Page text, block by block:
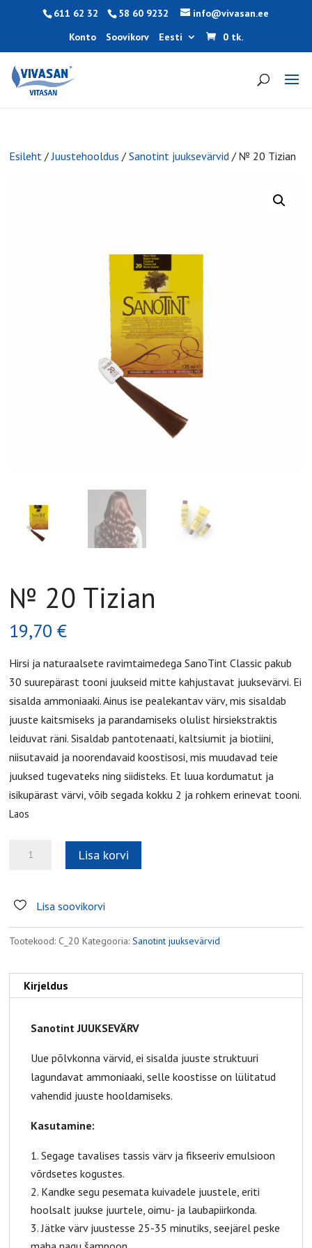
611 62 32 58 60 9232
info@vivasan.ee
Konto
Soovikorv Eesti 0 tk.
Esileht /Juustehooldus /Sanotint juuksevärvid / № 20 Tizian
№ 20 Tizian
19,70€
Hirsi ja naturaalsete ravimtaimedega SanoTint Classic pakub
30 suurepärast tooni juukseid mitte kahjustavat juuksevärvi. Ei
sisalda ammoniaaki. Ainus ise pealekantav värv, mis sisaldab
juuste kaitsmiseks ja parandamiseks olulist hirsiekstraktis
leiduvat räni. Sisaldab pantotenaati, kaltsiumit ja biotiini,
niisutavaid ja noorendavaid koostisosi, mis muudavad teie
juuksed tugevateks ning siidisteks. Et luua kordumatut ja
isikupärast värvi, võib segada kokku 2 ja rohkem erinevat tooni.
Laos
kogus
Lisa korvi
Lisa soovikorvi
Tootekood: C_20 Kategooria:Sanotint juuksevärvid
Kirjeldus
Sanotint JUUKSEVÄRV
Uue põlvkonna värvid, ei sisalda juuste struktuuri
lagundavat ammoniaaki, selle koostisse on lülitatud
vahendid juuste hooldamiseks.
Kasutamine:
Segage tavalises tassis värv ja fikseeriv emulsioon
võrdsetes kogustes.
Kandke segu pesemata kuivadele juustele, eriti
hoolsalt juukse juurtele, oimu- ja laubapiirkonda.
Jätke värv juustesse 25-35 minutiks, seejärel peske